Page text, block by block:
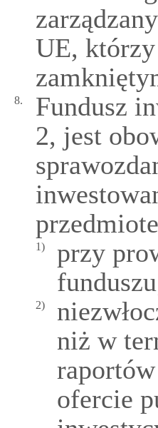
UE,
8.
Fundusz
2, jest
1)
przy
2)
niż w
ofercie